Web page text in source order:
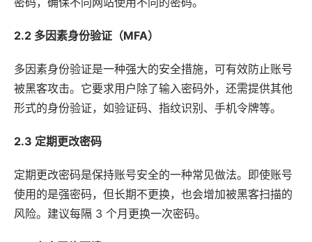
2.2 多因素身份验证（MFA）
多因素身份验证是一种强大的安全措施，可有效防止账号
被黑客攻击。它要求用户除了输入密码外，还需提供其他
形式的身份验证，如验证码、指纹识别、手机令牌等。
2.3 定期更改密码
定期更改密码是保持账号安全的一种常见做法。即使账号
使用的是强密码，但长期不更换，也会增加被黑客扫描的
风险。建议每隔 3 个月更换一次密码。